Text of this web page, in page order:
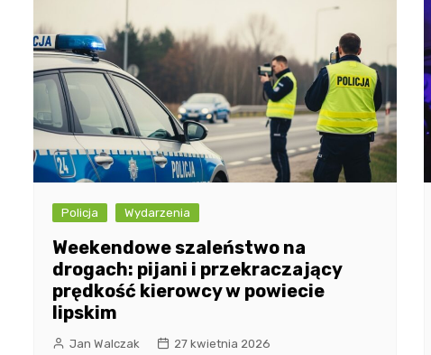
Policja Wydarzenia
Weekendowe szaleństwo na
drogach: pijani i przekraczający
prędkość kierowcy w powiecie
lipskim
Jan Walczak 27 kwietnia 2026